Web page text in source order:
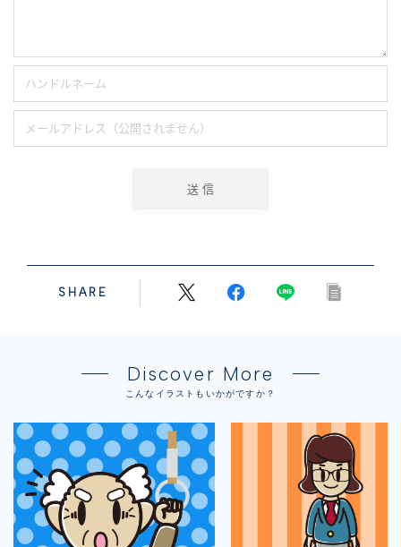
SHARE
Discover More
こんなイラストもいかがですか？